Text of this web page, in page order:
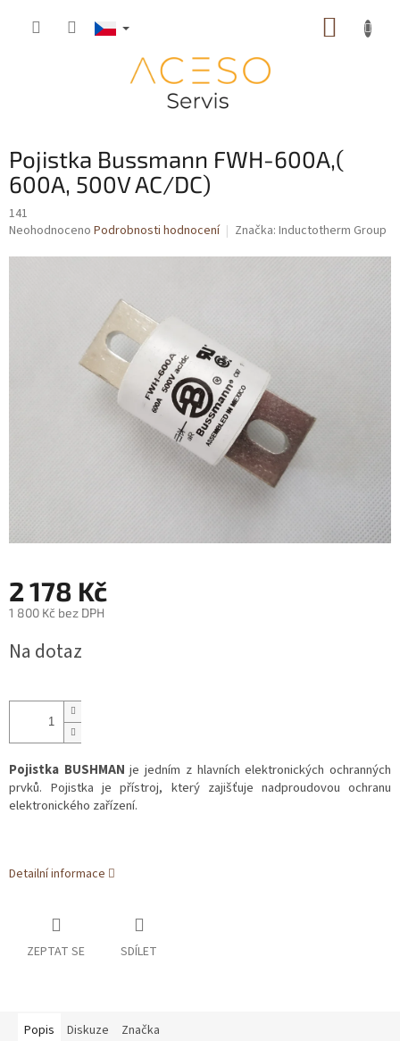
Pojistka Bussmann FWH-600A,(
600A, 500V AC/DC)
141
Průměrné
Neohodnoceno Podrobnosti hodnocení Značka: Inductotherm Group
2 178 Kč
1 800 Kč bez DPH
cena:
Na dotaz
Pojistka BUSHMAN je jedním z hlavních elektronických ochranných
prvků. Pojistka je přístroj, který zajišťuje nadproudovou ochranu
elektronického zařízení.
Detailní informace
ZEPTAT SE SDÍLET
Popis Diskuze Značka